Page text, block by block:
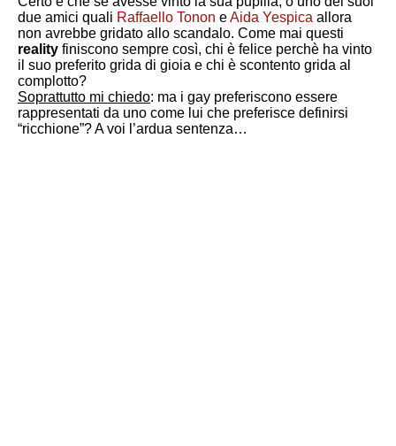
due amici quali Raffaello Tonon eAida Yespica allora
non avrebbe gridato allo scandalo. Come mai questi
reality finiscono sempre così, chi è felice perchè ha vinto
il suo preferito grida di gioia e chi è scontento grida al
complotto?
Soprattutto mi chiedo: ma i gay preferiscono essere
rappresentati da uno come lui che preferisce definirsi
“ricchione”? A voi l’ardua sentenza…